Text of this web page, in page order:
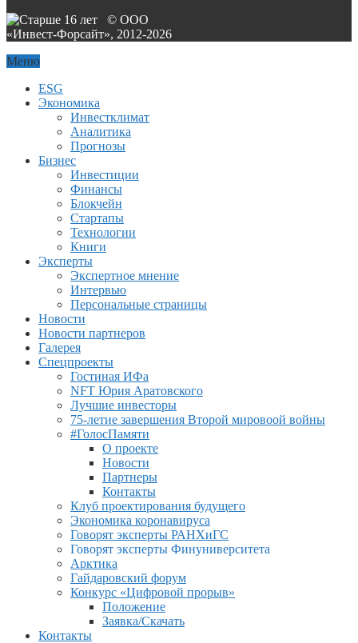
© ООО
«Инвест-Форсайт», 2012-2026
Меню
ESG
Экономика
Инвестклимат
Аналитика
Прогнозы
Бизнес
Инвестиции
Финансы
Блокчейн
Стартапы
Технологии
Книги
Эксперты
Экспертное мнение
Интервью
Персональные страницы
Новости
Новости партнеров
Галерея
Спецпроекты
Гостиная ИФа
NFT Юрия Аратовского
Лучшие инвесторы
75-летие завершения Второй мировоой войны
#ГолосПамяти
О проекте
Новости
Партнеры
Контакты
Клуб проектирования будущего
Экономика коронавируса
Говорят эксперты РАНХиГС
Говорят эксперты Финуниверситета
Арктика
Гайдаровский форум
Конкурс «Цифровой прорыв»
Положение
Заявка/Скачать
Контакты